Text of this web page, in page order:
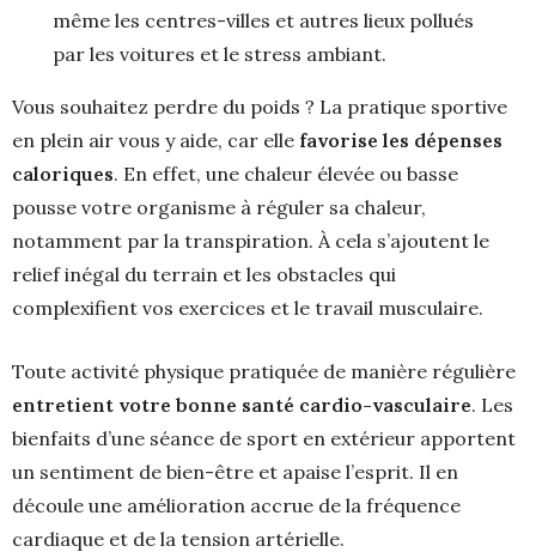
même les centres-villes et autres lieux pollués
par les voitures et le stress ambiant.
Vous souhaitez perdre du poids ? La pratique sportive
en plein air vous y aide, car elle favorise les dépenses
caloriques. En effet, une chaleur élevée ou basse
pousse votre organisme à réguler sa chaleur,
notamment par la transpiration. À cela s’ajoutent le
relief inégal du terrain et les obstacles qui
complexifient vos exercices et le travail musculaire.
Toute activité physique pratiquée de manière régulière
entretient votre bonne santé cardio-vasculaire. Les
bienfaits d’une séance de sport en extérieur apportent
un sentiment de bien-être et apaise l’esprit. Il en
découle une amélioration accrue de la fréquence
cardiaque et de la tension artérielle.